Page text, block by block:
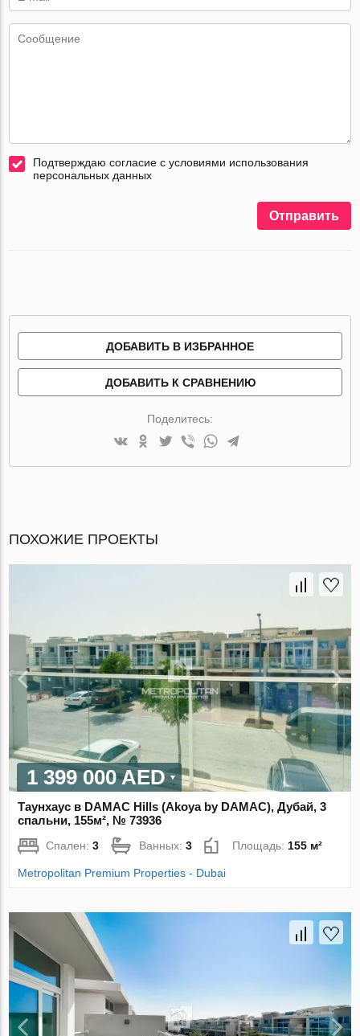
Подтверждаю согласие с условиями использования
персональных данных
Отправить
ДОБАВИТЬ В ИЗБРАННОЕ
ДОБАВИТЬ К СРАВНЕНИЮ
Поделитесь:
ПОХОЖИЕ ПРОЕКТЫ
1 399 000 AED
Таунхаус в DAMAC Hills (Akoya by DAMAC), Дубай, 3
спальни, 155м², № 73936
Спален:3 Ванных:3 Площадь:155 м²
Metropolitan Premium Properties - Dubai